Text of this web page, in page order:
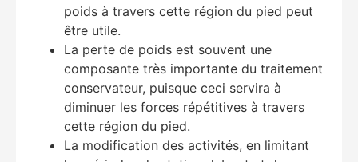
poids à travers cette région du pied peut
être utile.
La perte de poids est souvent une
composante très importante du traitement
conservateur, puisque ceci servira à
diminuer les forces répétitives à travers
cette région du pied.
La modification des activités, en limitant